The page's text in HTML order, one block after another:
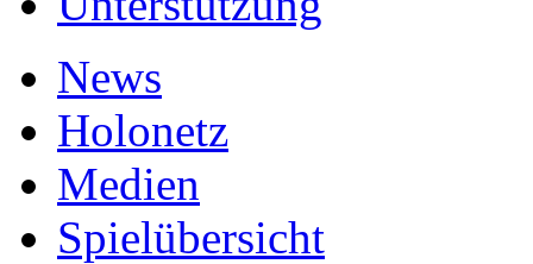
News
Holonetz
Medien
Spielübersicht